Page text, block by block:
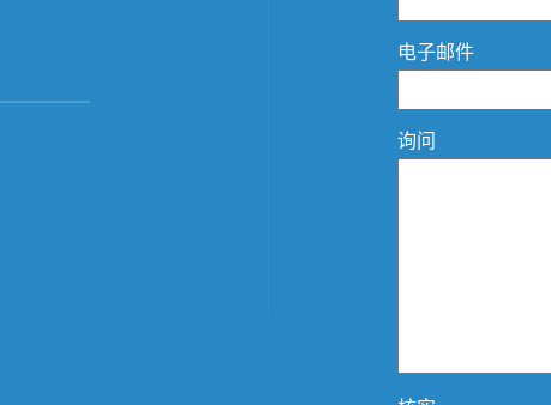
电子邮件
询问